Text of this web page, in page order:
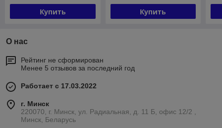
Купить Купить
О нас
Рейтинг не сформирован
Менее 5 отзывов за последний год
Работает с 17.03.2022
г. Минск
220070, г. Минск, ул. Радиальная, д. 11 Б, офис 12/2 ,
Минск, Беларусь